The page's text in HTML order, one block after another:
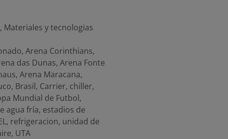
, Materiales y tecnologias
, Arena Corinthians,
das Dunas, Arena Fonte
, Arena Maracana,
, Brasil, Carrier, chiller,
Mundial de Futbol,
agua fría, estadios de
, refrigeracion, unidad de
, UTA